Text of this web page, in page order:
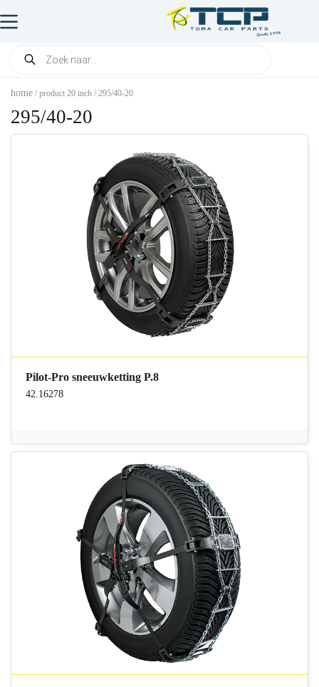
home / product 20 inch / 295/40-20
295/40-20
Pilot-Pro sneeuwketting P.8
42.16278